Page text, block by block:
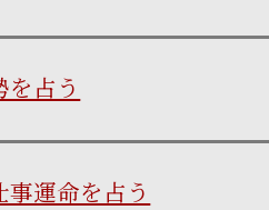
占う
事運命を占う